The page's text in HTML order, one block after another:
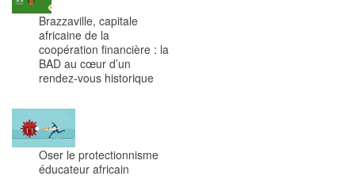
Brazzaville, capitale
africaine de la
coopération financière : la
BAD au cœur d’un
rendez-vous historique
Oser le protectionnisme
éducateur africain